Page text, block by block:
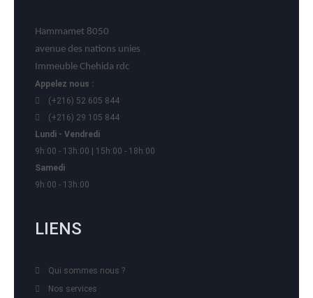
Hammamet 8050
avenue des nations unies
Immeuble Chehida rdc
Appelez nous :
(+216) 52 605 844
(+216) 29 105 844
Lundi - Vendredi
9h:00 - 13h:00 | 15h:00 - 18h:00
Samedi
9h:00 - 13h:00
LIENS
Qui sommes nous ?
Nos services